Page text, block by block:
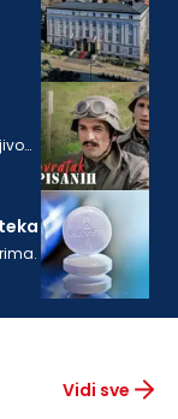
Vidi sve